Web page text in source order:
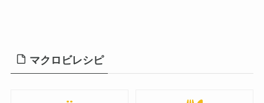
マクロビレシピ